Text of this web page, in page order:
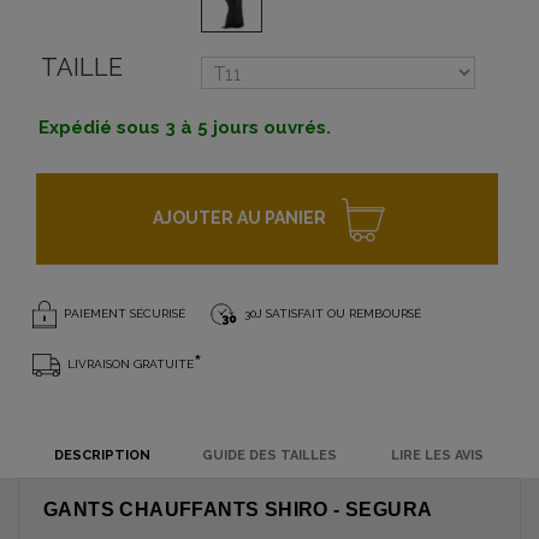
TAILLE
Expédié sous 3 à 5 jours ouvrés.
AJOUTER AU PANIER
PAIEMENT SÉCURISÉ 30J SATISFAIT OU REMBOURSÉ
LIVRAISON GRATUITE*
DESCRIPTION GUIDE DES TAILLES LIRE LES AVIS
GANTS CHAUFFANTS SHIRO - SEGURA